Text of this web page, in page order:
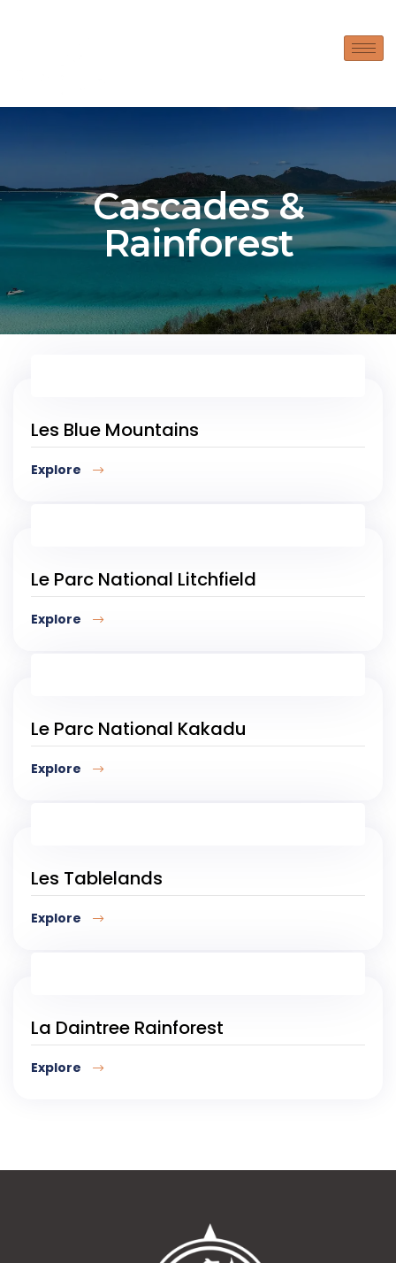
Cascades &
Rainforest
Les Blue Mountains
Explore
Le Parc National Litchfield
Explore
Le Parc National Kakadu
Explore
Les Tablelands
Explore
La Daintree Rainforest
Explore